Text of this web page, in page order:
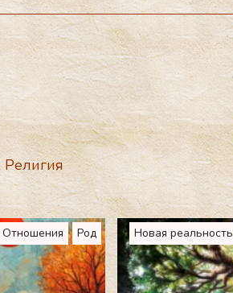
Религия
Отношения Род Новая реальность